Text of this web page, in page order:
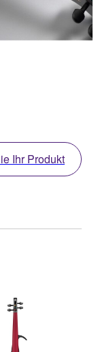
Ihr Produkt